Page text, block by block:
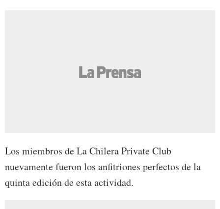
Los miembros de La Chilera Private Club
nuevamente fueron los anfitriones perfectos de la
quinta edición de esta actividad.